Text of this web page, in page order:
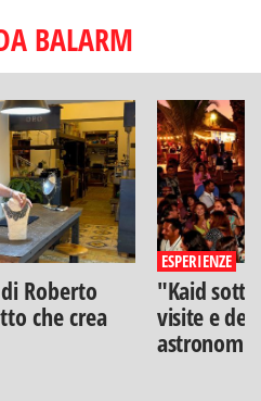
BALARM
Roberto
che crea
ESPERIENZE
"Kaid
visite e
astronomia